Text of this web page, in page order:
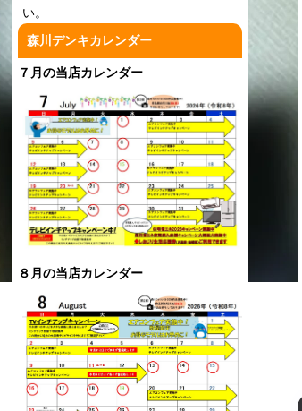
い。
森川デンキカレンダー
７月の当店カレンダー
８月の当店カレンダー